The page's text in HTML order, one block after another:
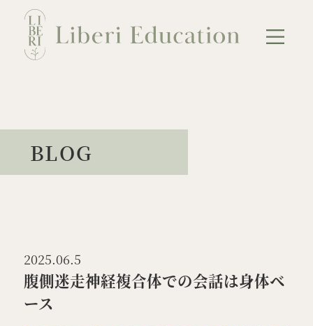
content
講座のご案内
母のための連続講座
カウンセリング
お問い合わせ
BLOG
2025.06.5
腹側迷走神経複合体での会話は身体ベ
ース